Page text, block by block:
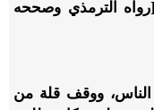
[رواه الترمذي وصححه
الناس، ووقف قلة من